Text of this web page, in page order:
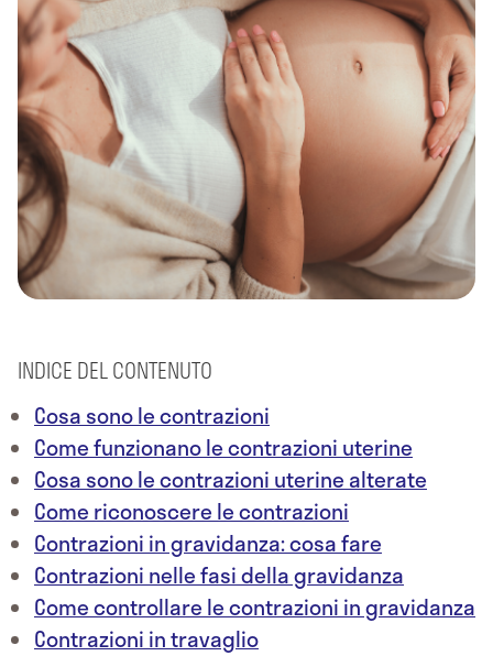
INDICE DEL CONTENUTO
Cosa sono le contrazioni
Come funzionano le contrazioni uterine
Cosa sono le contrazioni uterine alterate
Come riconoscere le contrazioni
Contrazioni in gravidanza: cosa fare
Contrazioni nelle fasi della gravidanza
Come controllare le contrazioni in gravidanza
Contrazioni in travaglio